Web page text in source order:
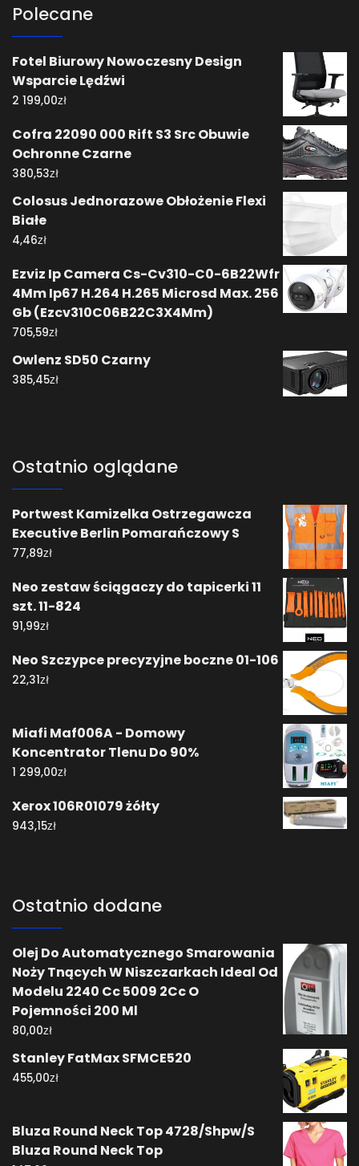
Polecane
Fotel Biurowy Nowoczesny Design
Wsparcie Lędźwi
2 199,00zł
Cofra 22090 000 Rift S3 Src Obuwie
Ochronne Czarne
380,53zł
Colosus Jednorazowe Obłożenie Flexi
Białe
4,46zł
Ezviz Ip Camera Cs-Cv310-C0-6B22Wfr
4Mm Ip67 H.264 H.265 Microsd Max. 256
Gb (Ezcv310C06B22C3X4Mm)
705,59zł
Owlenz SD50 Czarny
385,45zł
Ostatnio oglądane
Portwest Kamizelka Ostrzegawcza
Executive Berlin Pomarańczowy S
77,89zł
Neo zestaw ściągaczy do tapicerki 11
szt. 11-824
91,99zł
Neo Szczypce precyzyjne boczne 01-106
22,31zł
Miafi Maf006A - Domowy
Koncentrator Tlenu Do 90%
1 299,00zł
Xerox 106R01079 żółty
943,15zł
Ostatnio dodane
Olej Do Automatycznego Smarowania
Noży Tnących W Niszczarkach Ideal Od
Modelu 2240 Cc 5009 2Cc O
Pojemności 200 Ml
80,00zł
Stanley FatMax SFMCE520
455,00zł
Bluza Round Neck Top 4728/Shpw/S
Bluza Round Neck Top